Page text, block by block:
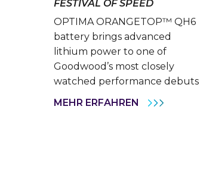
FESTIVAL OF SPEED
OPTIMA ORANGETOP™ QH6
battery brings advanced
lithium power to one of
Goodwood’s most closely
watched performance debuts
MEHR ERFAHREN
OPTIMA